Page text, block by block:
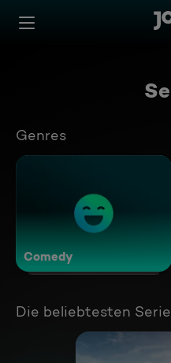
Zum Inhalt springen
Genres
Comedy
Die beliebtesten